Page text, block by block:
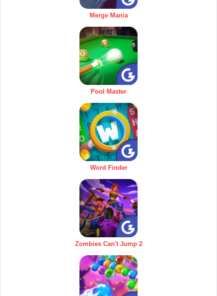
Merge Mania
Pool Master
Word Finder
Zombies Can't Jump 2